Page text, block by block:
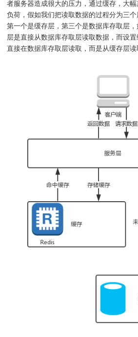
者服务器造成很大的压力，通过缓存，大
负荷，假如我们把读取数据的过程分为三个
第一个是缓存层，第三个是数据库存取层
层是直接从数据库存取层读取数据，而设
直接在数据库存取层读取，而是从缓存层读